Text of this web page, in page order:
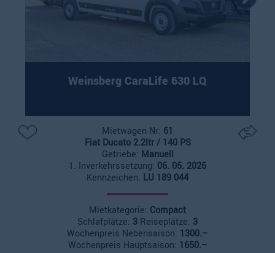
Weinsberg CaraLife 630 LQ
Mietwagen Nr: 61
Fiat Ducato 2.2ltr / 140 PS
Getriebe: Manuell
1. Inverkehrssetzung: 06. 05. 2026
Kennzeichen: LU 189 044
Mietkategorie: Compact
Schlafplätze: 3 Reiseplätze: 3
Wochenpreis Nebensaison: 1300.–
Wochenpreis Hauptsaison: 1650.–